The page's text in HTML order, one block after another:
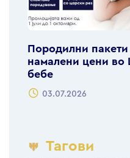
Породилни пакети
намалени цени во
бебе
03.07.2026
Тагови